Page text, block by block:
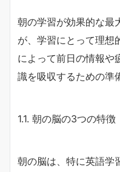
朝の学習が効果的な最
が、学習にとって理想
によって前日の情報や
識を吸収するための準
1.1. 朝の脳の3つの特徴
朝の脳は、特に英語学